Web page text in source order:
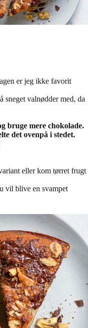
er jeg ikke favorit
sneget valnødder med, da
bruge mere chokolade.
det ovenpå i stedet.
eller kom tørret frugt
vil blive en svampet